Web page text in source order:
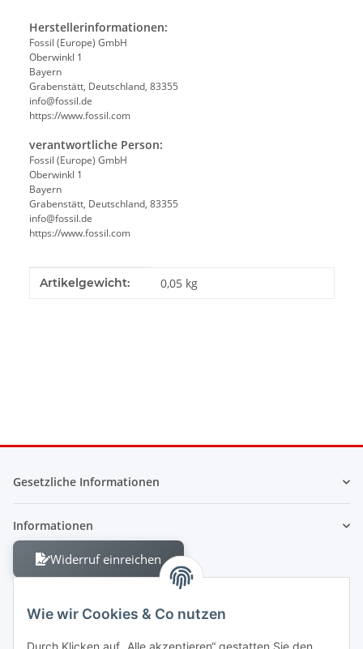
Wie wir Cookies & Co nutzen
Herstellerinformationen:
Fossil (Europe) GmbH
Oberwinkl 1
Bayern
Grabenstätt, Deutschland, 83355
info@fossil.de
https://www.fossil.com
verantwortliche Person:
Fossil (Europe) GmbH
Oberwinkl 1
Bayern
Grabenstätt, Deutschland, 83355
info@fossil.de
https://www.fossil.com
Produkteigenschaft
Wert
Artikelgewicht: 0,05 kg
Gesetzliche Informationen
Informationen
Widerruf einreichen